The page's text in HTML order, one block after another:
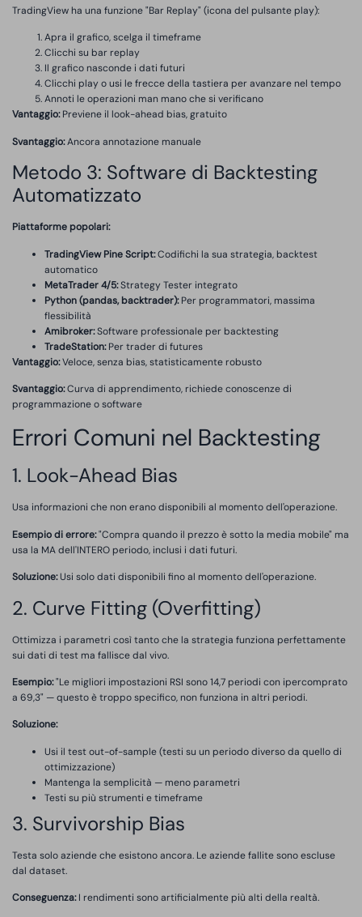
TradingView ha una funzione "Bar Replay" (icona del pulsante play):
Apra il grafico, scelga il timeframe
Clicchi su bar replay
Il grafico nasconde i dati futuri
Clicchi play o usi le frecce della tastiera per avanzare nel tempo
Annoti le operazioni man mano che si verificano
Vantaggio:Previene il look-ahead bias, gratuito
Svantaggio:Ancora annotazione manuale
Metodo 3: Software di Backtesting
Automatizzato
Piattaforme popolari:
TradingView Pine Script:Codifichi la sua strategia, backtest
automatico
MetaTrader 4/5:Strategy Tester integrato
Python (pandas, backtrader):Per programmatori, massima
flessibilità
Amibroker:Software professionale per backtesting
TradeStation:Per trader di futures
Vantaggio:Veloce, senza bias, statisticamente robusto
Svantaggio:Curva di apprendimento, richiede conoscenze di
programmazione o software
Errori Comuni nel Backtesting
1. Look-Ahead Bias
Usa informazioni che non erano disponibili al momento dell'operazione.
Esempio di errore:"Compra quando il prezzo è sotto la media mobile" ma
usa la MA dell'INTERO periodo, inclusi i dati futuri.
Soluzione:Usi solo dati disponibili fino al momento dell'operazione.
2. Curve Fitting (Overfitting)
Ottimizza i parametri così tanto che la strategia funziona perfettamente
sui dati di test ma fallisce dal vivo.
Esempio:"Le migliori impostazioni RSI sono 14,7 periodi con ipercomprato
a 69,3" — questo è troppo specifico, non funziona in altri periodi.
Soluzione:
Usi il test out-of-sample (testi su un periodo diverso da quello di
ottimizzazione)
Mantenga la semplicità — meno parametri
Testi su più strumenti e timeframe
3. Survivorship Bias
Testa solo aziende che esistono ancora. Le aziende fallite sono escluse
dal dataset.
Conseguenza:I rendimenti sono artificialmente più alti della realtà.